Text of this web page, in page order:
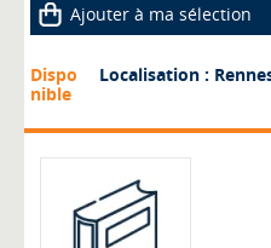
Ajouter à ma sélection
Dispo
nible
Localisation :